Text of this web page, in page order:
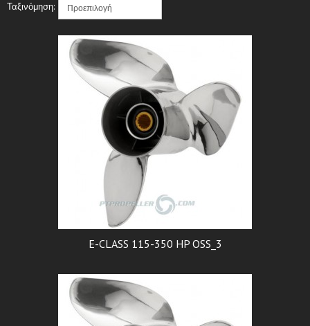
Ταξινόμηση:
E-CLASS 115-350 HP OSS_3